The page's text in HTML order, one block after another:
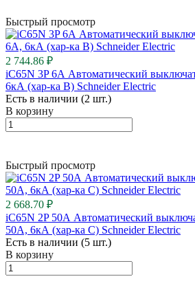
Быстрый просмотр
2 744.86 ₽
iC65N 3P 6А Автоматический
6кА (хар-ка B) Schneider Electric
Есть в наличии (2 шт.)
В корзину
Быстрый просмотр
2 668.70 ₽
iC65N 2P 50А Автоматический
50А, 6кА (хар-ка C) Schneider Electric
Есть в наличии (5 шт.)
В корзину